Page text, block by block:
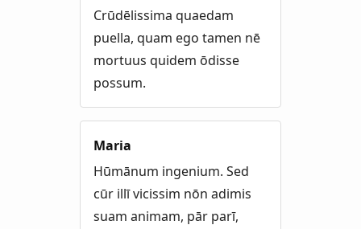
Crūdēlissima quaedam
puella, quam ego tamen nē
mortuus quidem ōdisse
possum.
Maria
Hūmānum ingenium. Sed
cūr illī vicissim nōn adimis
suam animam, pār parī,